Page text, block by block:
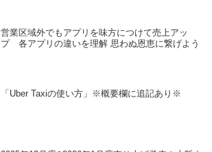
営業区域外でもアプリを味方につけて売上アッ
プ 各アプリの違いを理解 思わぬ恩恵に繋げよう
「Uber Taxiの使い方」※概要欄に追記あり※